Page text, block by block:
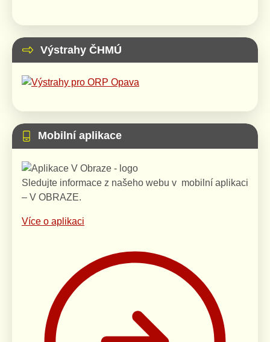
Výstrahy ČHMÚ
Mobilní aplikace
Sledujte informace z našeho webu v mobilní aplikaci
– V OBRAZE.
Více o aplikaci